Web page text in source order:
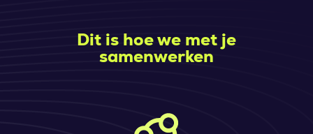
Dit is hoe we met je
samenwerken